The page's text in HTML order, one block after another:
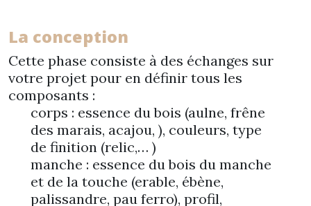
La conception
Cette phase consiste à des échanges sur
votre projet pour en définir tous les
composants :
corps : essence du bois (aulne, frêne
des marais, acajou, ), couleurs, type
de finition (relic,… )
manche : essence du bois du manche
et de la touche (erable, ébène,
palissandre, pau ferro), profil,